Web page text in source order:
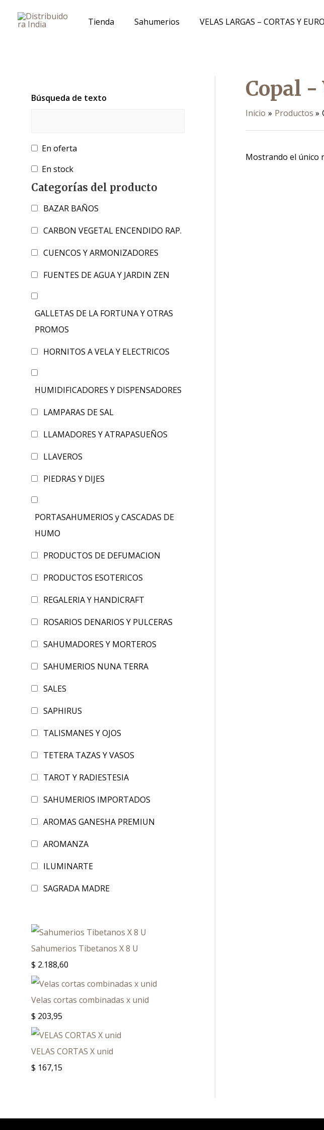
contenido
Tienda Sahumerios VELAS LARGAS – CORTAS Y
Búsqueda de texto
En oferta
En stock
Categorías del producto
BAZAR BAÑOS
CARBON VEGETAL ENCENDIDO RAP.
CUENCOS Y ARMONIZADORES
FUENTES DE AGUA Y JARDIN ZEN
GALLETAS DE LA FORTUNA Y OTRAS
PROMOS
HORNITOS A VELA Y ELECTRICOS
HUMIDIFICADORES Y DISPENSADORES
LAMPARAS DE SAL
LLAMADORES Y ATRAPASUEÑOS
LLAVEROS
PIEDRAS Y DIJES
PORTASAHUMERIOS y CASCADAS DE
HUMO
PRODUCTOS DE DEFUMACION
PRODUCTOS ESOTERICOS
REGALERIA Y HANDICRAFT
ROSARIOS DENARIOS Y PULCERAS
SAHUMADORES Y MORTEROS
SAHUMERIOS NUNA TERRA
SALES
SAPHIRUS
TALISMANES Y OJOS
TETERA TAZAS Y VASOS
TAROT Y RADIESTESIA
SAHUMERIOS IMPORTADOS
AROMAS GANESHA PREMIUN
AROMANZA
ILUMINARTE
SAGRADA MADRE
Sahumerios Tibetanos X 8 U
$ 2.188,60
Velas cortas combinadas x unid
$ 203,95
VELAS CORTAS X unid
$ 167,15
Copal
Inicio Productos
Mostrando el único